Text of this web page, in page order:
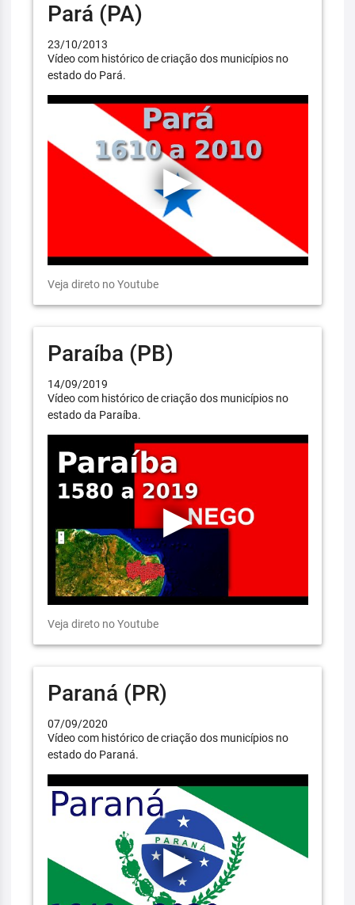
Pará (PA)
23/10/2013
Vídeo com histórico de criação dos municípios no
estado do Pará.
Veja direto no Youtube
Paraíba (PB)
14/09/2019
Vídeo com histórico de criação dos municípios no
estado da Paraíba.
Veja direto no Youtube
Paraná (PR)
07/09/2020
Vídeo com histórico de criação dos municípios no
estado do Paraná.